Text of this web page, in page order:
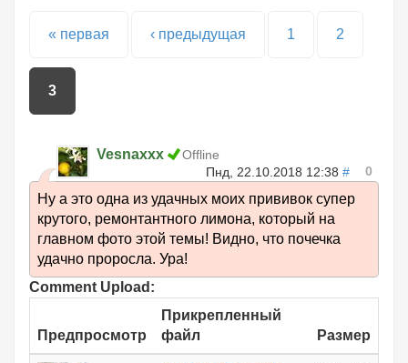
Страницы
« первая ‹ предыдущая 1 2
3
Vesnaxxx
Offline
Пнд, 22.10.2018 12:38 # 0
Ну а это одна из удачных моих прививок супер
крутого, ремонтантного лимона, который на
главном фото этой темы! Видно, что почечка
удачно проросла. Ура!
Comment Upload:
Предпросмотр
Прикрепленный
файл
Размер